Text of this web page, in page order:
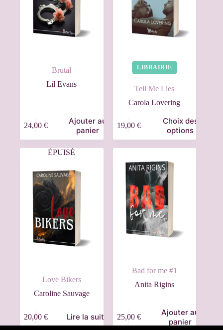
Brutal
Lil Evans
24,00 €
Ajouter au
panier
LIBRAIRIE
Tell Me Lies
Carola Lovering
19,00 €
Choix des
options
ÉPUISÉ
Love Bikers
Caroline Sauvage
20,00 € Lire la suite
Bad for me #1
Anita Rigins
25,00 €
Ajouter au
panier